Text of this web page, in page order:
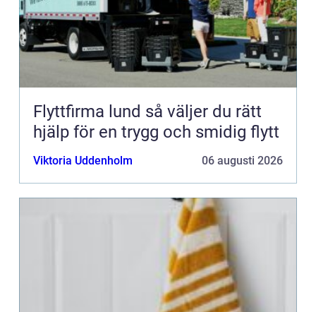
Flyttfirma lund så väljer du rätt
hjälp för en trygg och smidig flytt
Viktoria Uddenholm 06 augusti 2026